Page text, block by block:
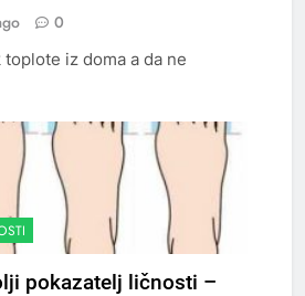
0
iz doma a da ne
pokazatelj ličnosti –